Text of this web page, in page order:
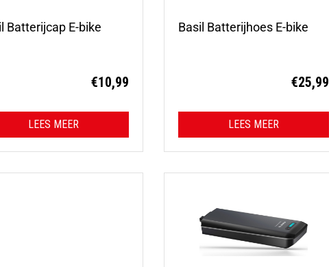
Batterijcap E-bike
€10,99
LEES MEER
Basil Batterijhoes E-bike
€25,99
LEES MEER